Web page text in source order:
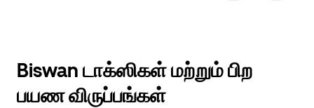
Biswan டாக்ஸிகள் மற்றும் பிற
பயண விருப்பங்கள்